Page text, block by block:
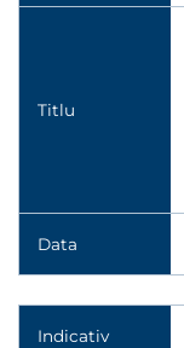
Titlu
Data
Indicativ